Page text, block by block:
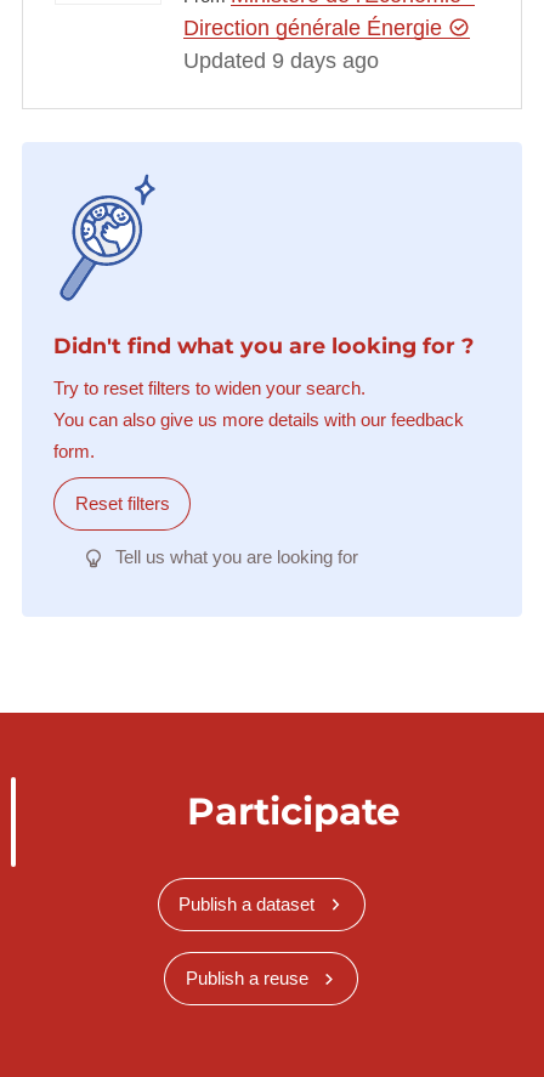
Direction générale Énergie
Updated 9 days ago
Didn't find what you are looking for ?
Try to reset filters to widen your search.
You can also give us more details with our feedback
form.
Reset filters
Tell us what you are looking for
Participate
Publish a dataset
Publish a reuse